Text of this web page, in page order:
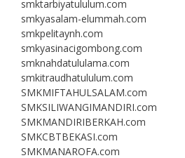
smktarbiyatululum.com
smkyasalam-elummah.com
smkpelitaynh.com
smkyasinacigombong.com
smknahdatululama.com
smkitraudhatululum.com
SMKMIFTAHULSALAM.com
SMKSILIWANGIMANDIRI.com
SMKMANDIRIBERKAH.com
SMKCBTBEKASI.com
SMKMANAROFA.com